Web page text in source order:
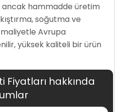
ancak hammadde üretim
soğutma ve
Avrupa
yüksek kaliteli bir ürün
Fiyatları hakkında